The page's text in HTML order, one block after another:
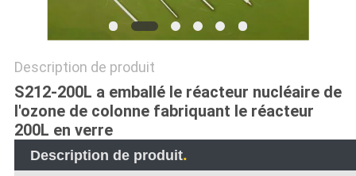
POLITIQUE
CONFIDENTIALITÉ
Description de produit
S212-200L a emballé le réacteur nucléaire de
l'ozone de colonne fabriquant le réacteur
200L en verre
Description de produit.